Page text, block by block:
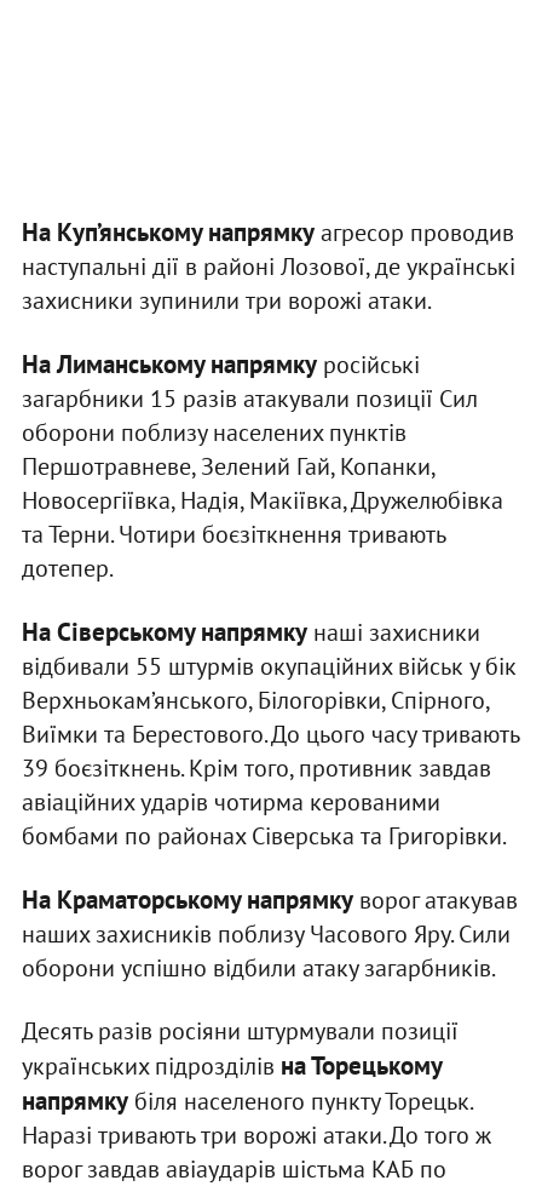
На Куп’янському напрямкуагресор проводив
наступальні дії в районі Лозової, де українські
захисники зупинили три ворожі атаки.
На Лиманському напрямкуросійські
загарбники 15 разів атакували позиції Сил
оборони поблизу населених пунктів
Першотравневе, Зелений Гай, Копанки,
Новосергіївка, Надія, Макіївка, Дружелюбівка
та Терни. Чотири боєзіткнення тривають
дотепер.
На Сіверському напрямкунаші захисники
відбивали 55 штурмів окупаційних військ у бік
Верхньокам’янського, Білогорівки, Спірного,
Виїмки та Берестового. До цього часу тривають
39 боєзіткнень. Крім того, противник завдав
авіаційних ударів чотирма керованими
бомбами по районах Сіверська та Григорівки.
На Краматорському напрямкуворог атакував
наших захисників поблизу Часового Яру. Сили
оборони успішно відбили атаку загарбників.
Десять разів росіяни штурмували позиції
українських підрозділів на Торецькому
напрямкубіля населеного пункту Торецьк.
Наразі тривають три ворожі атаки. До того ж
ворог завдав авіаударів шістьма КАБ по